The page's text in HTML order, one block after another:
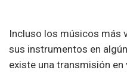
Incluso los músicos más
sus instrumentos en
existe una transmisión